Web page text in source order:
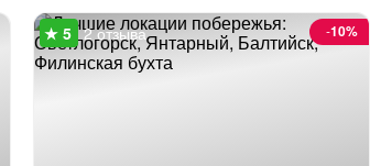
-10%
2 отзыва